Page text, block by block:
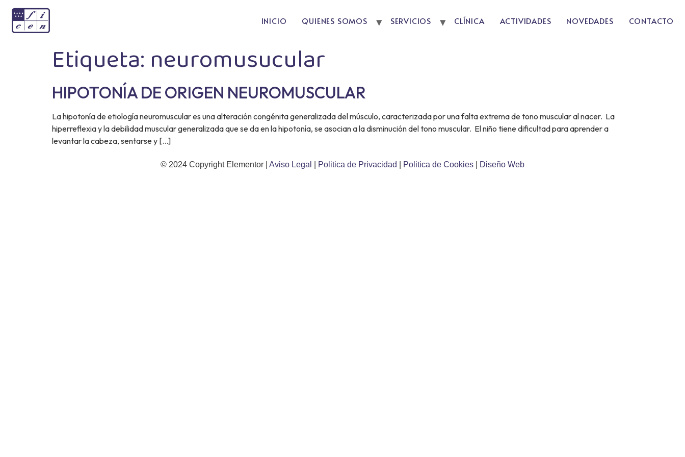
INICIO QUIENES SOMOS SERVICIOS CLÍNICA ACTIVIDADES NOVEDADES CONTACTO
Etiqueta: neuromusucular
HIPOTONÍA DE ORIGEN NEUROMUSCULAR
La hipotonía de etiología neuromuscular es una alteración congénita generalizada del músculo, caracterizada por una falta extrema de tono muscular al nacer. La
hiperreflexia y la debilidad muscular generalizada que se da en la hipotonía, se asocian a la disminución del tono muscular. El niño tiene dificultad para aprender a
levantar la cabeza, sentarse y […]
© 2024 Copyright Elementor | Aviso Legal Politica de Privacidad Politica de Cookies Diseño Web